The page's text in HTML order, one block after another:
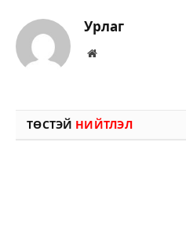
Урлаг
Вэбсайт
ТӨСТЭЙ НИЙТЛЭЛ